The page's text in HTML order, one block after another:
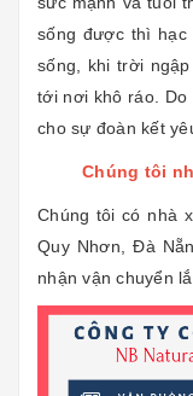
sống được thì hạc
sống, khi trời
tới nơi khô ráo.
cho sự đoàn kết
Chúng tôi
Chúng tôi có nhà
Quy Nhơn, Đà
nhận vận chuyển